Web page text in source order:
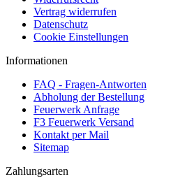
Vertrag widerrufen
Datenschutz
Cookie Einstellungen
Informationen
FAQ - Fragen-Antworten
Abholung der Bestellung
Feuerwerk Anfrage
F3 Feuerwerk Versand
Kontakt per Mail
Sitemap
Zahlungsarten